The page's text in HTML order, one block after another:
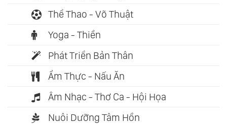
Thể Thao - Võ Thuật
Yoga - Thiền
Phát Triển Bản Thân
Ẩm Thực - Nấu Ăn
Âm Nhạc - Thơ Ca - Hội Họa
Nuôi Dưỡng Tâm Hồn